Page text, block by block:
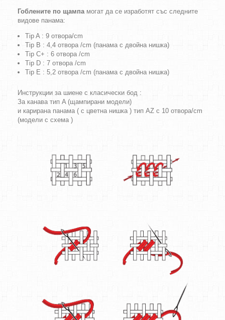
Гоблените по щампамогат да се изработят със следните
видове панама:
Tip A : 9 отвора/cm
Tip B : 4,4 отвора /cm (панама с двойна нишка)
Tip C+ : 6 отвора /cm
Tip D : 7 отвора /cm
Tip E : 5,2 отвора /cm (панама с двойна нишка)
Инструкции за шиене с класически бод :
За канава тип A (щампирани модели)
и карирана панама ( с цветна нишка ) тип AZ с 10 отвора/cm
(модели с схема )